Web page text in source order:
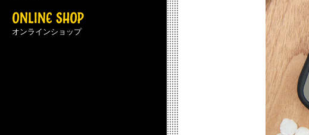
ONLINE SHOP
オンラインショップ